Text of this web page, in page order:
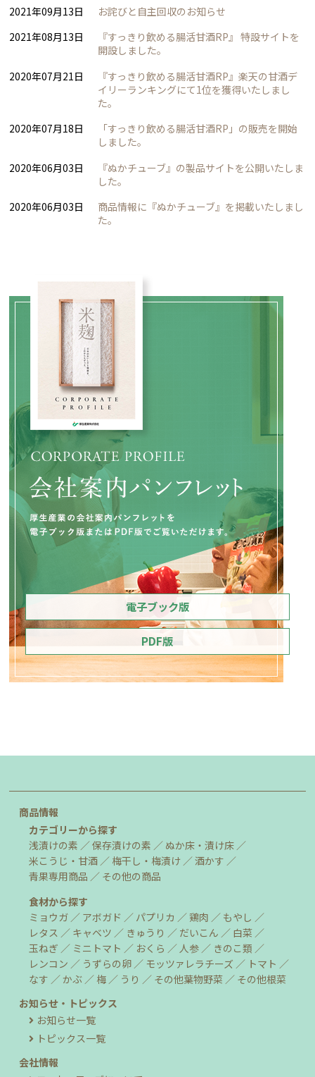
2021年09月13日
お詫びと自主回収のお知らせ
2021年08月13日
『すっきり飲める腸活甘酒RP』 特設サイトを
開設しました。
2020年07月21日
『すっきり飲める腸活甘酒RP』楽天の甘酒デ
イリーランキングにて1位を獲得いたしまし
た。
2020年07月18日
「すっきり飲める腸活甘酒RP」の販売を開始
しました。
2020年06月03日
『ぬかチューブ』の製品サイトを公開いたしま
した。
2020年06月03日
商品情報に『ぬかチューブ』を掲載いたしまし
た。
電子ブック版
PDF版
商品情報
カテゴリーから探す
浅漬けの素
保存漬けの素
ぬか床・漬け床
米こうじ・甘酒
梅干し・梅漬け
酒かす
青果専用商品
その他の商品
食材から探す
ミョウガ
アボガド パプリカ 鶏肉
もやし
レタス
キャベツ きゅうり だいこん
白菜
玉ねぎ
ミニトマト おくら 人参
きのこ類
レンコン
うずらの卵 モッツァレラチーズ
トマト
なす
かぶ 梅 うり その他葉物野菜
その他根菜
お知らせ・トピックス
お知らせ一覧
トピックス一覧
会社情報